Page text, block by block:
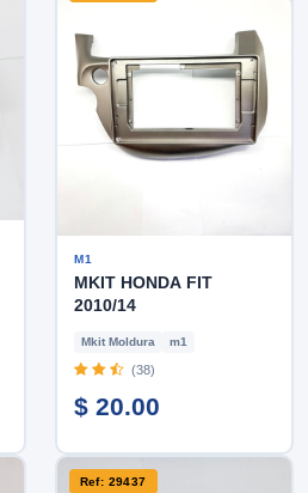
M1
MKIT HONDA FIT
2010/14
Mkit Moldura m1
(38)
$ 20.00
Ref: 29437